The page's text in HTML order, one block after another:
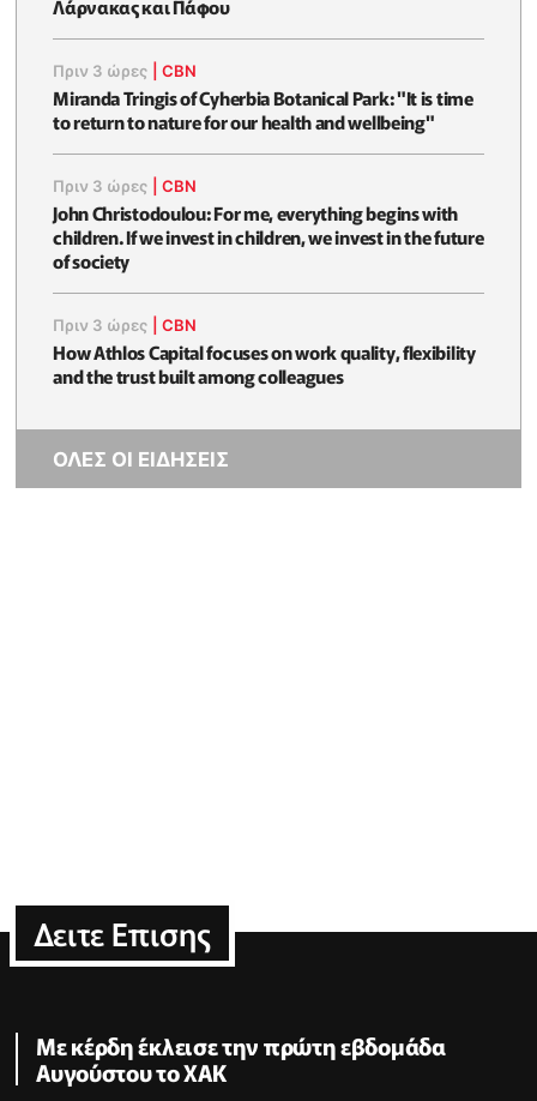
Λάρνακας και Πάφου
Πριν 3 ώρες |CBN
Miranda Tringis of Cyherbia Botanical Park: "It is time
to return to nature for our health and wellbeing"
Πριν 3 ώρες |CBN
John Christodoulou: For me, everything begins with
children. If we invest in children, we invest in the future
of society
Πριν 3 ώρες |CBN
How Athlos Capital focuses on work quality, flexibility
and the trust built among colleagues
ΟΛΕΣ ΟΙ ΕΙΔΗΣΕΙΣ
Δειτε Επισης
Με κέρδη έκλεισε την πρώτη εβδομάδα
Αυγούστου το ΧΑΚ